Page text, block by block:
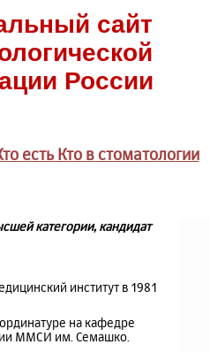
сайт
России
есть Кто в стоматологии
категории, кандидат
институт в 1981
на кафедре
ММСИ им. Семашко.